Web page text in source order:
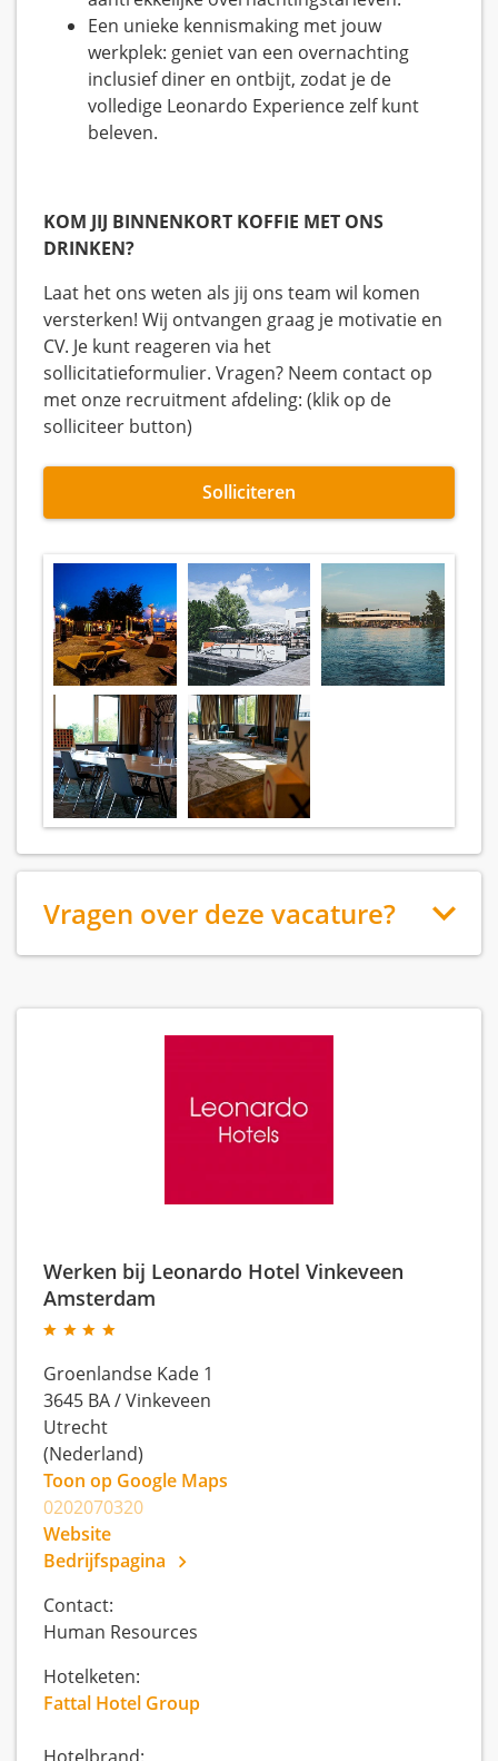
Een unieke kennismaking met jouw
werkplek: geniet van een overnachting
inclusief diner en ontbijt, zodat je de
volledige Leonardo Experience zelf kunt
beleven.
KOM JIJ BINNENKORT KOFFIE MET ONS
DRINKEN?
Laat het ons weten als jij ons team wil komen
versterken! Wij ontvangen graag je motivatie en
CV. Je kunt reageren via het
sollicitatieformulier. Vragen? Neem contact op
met onze recruitment afdeling: (klik op de
solliciteer button)
Solliciteren
Vragen over deze vacature?
Werken bij Leonardo Hotel Vinkeveen
Amsterdam
Groenlandse Kade 1
3645 BA/Vinkeveen
Utrecht
(Nederland)
Toon op Google Maps
0202070320
Website
Bedrijfspagina
Contact:
Human Resources
Hotelketen:
Fattal Hotel Group